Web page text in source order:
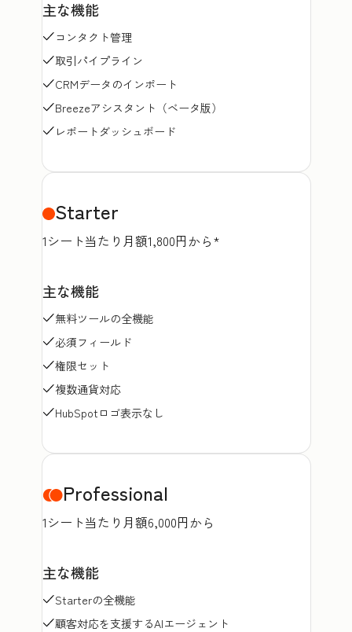
主な機能
コンタクト管理
取引パイプライン
CRMデータのインポート
Breezeアシスタント（ベータ版）
レポートダッシュボード
Starter
1シート当たり月額1,800円から*
主な機能
無料ツールの全機能
必須フィールド
権限セット
複数通貨対応
HubSpotロゴ表示なし
Professional
1シート当たり月額6,000円から
主な機能
Starterの全機能
顧客対応を支援するAIエージェント